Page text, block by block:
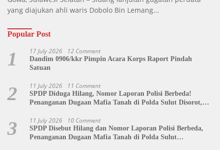
yang diajukan ahli waris Dobolo Bin Lemang...
Popular Post
1 17 July 2026 12 Comment
Dandim 0906/kkr Pimpin Acara Korps Raport Pindah
Satuan
2 11 July 2026 11 Comment
SPDP Diduga Hilang, Nomor Laporan Polisi Berbeda!
Penanganan Dugaan Mafia Tanah di Polda Sulut Disorot,
3 11 July 2026 10 Comment
SPDP Disebut Hilang dan Nomor Laporan Polisi Berbeda,
Penanganan Dugaan Mafia Tanah di Polda Sulut